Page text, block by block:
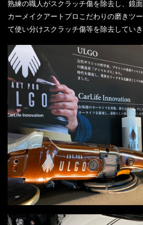
熟練の職人がスクラッチ傷を除去し、鏡面
カーメイクアートプロこだわりの磨きツ
て使い分けスクラッチ傷等を除去していき